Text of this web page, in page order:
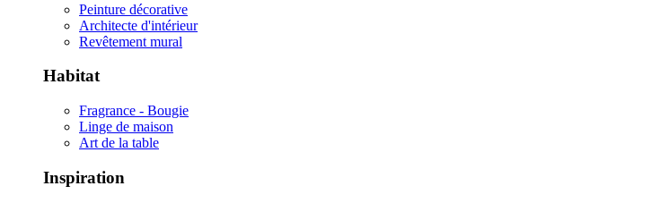
Peinture décorative
Architecte d'intérieur
Revêtement mural
Habitat
Fragrance - Bougie
Linge de maison
Art de la table
Inspiration